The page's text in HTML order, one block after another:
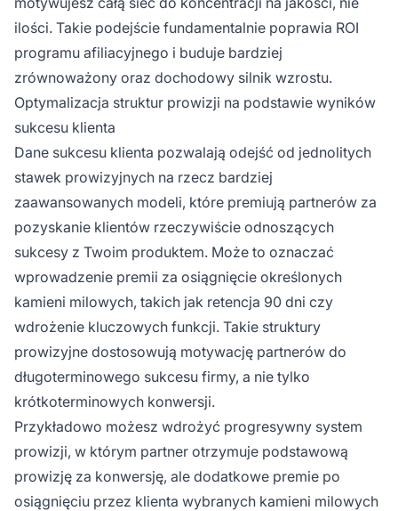
ilości. Takie podejście fundamentalnie poprawia ROI
programu afiliacyjnego i buduje bardziej
zrównoważony oraz dochodowy silnik wzrostu.
Optymalizacja struktur prowizji na podstawie wyników
sukcesu klienta
Dane sukcesu klienta pozwalają odejść od jednolitych
stawek prowizyjnych na rzecz bardziej
zaawansowanych modeli, które premiują partnerów za
pozyskanie klientów rzeczywiście odnoszących
sukcesy z Twoim produktem. Może to oznaczać
wprowadzenie premii za osiągnięcie określonych
kamieni milowych, takich jak retencja 90 dni czy
wdrożenie kluczowych funkcji. Takie struktury
prowizyjne dostosowują motywację partnerów do
długoterminowego sukcesu firmy, a nie tylko
krótkoterminowych konwersji.
Przykładowo możesz wdrożyć progresywny system
prowizji, w którym partner otrzymuje podstawową
prowizję za konwersję, ale dodatkowe premie po
osiągnięciu przez klienta wybranych kamieni milowych